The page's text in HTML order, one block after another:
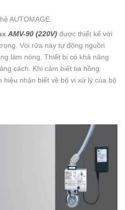
AUTOMAGE.
AMV-90 (220V) được thiết kế với
Vòi rửa này tự động nguồn
làm nóng. Thiết bị có khả năng
cách. Khi cảm biết tia hồng
hiệu nhận biết về bộ vi xử lý của bộ